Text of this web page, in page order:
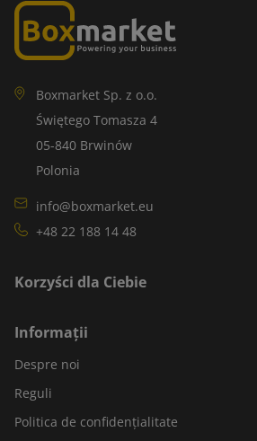
Boxmarket Sp. z o.o.
Świętego Tomasza 4
05-840 Brwinów
Polonia
info@boxmarket.eu
+48 22 188 14 48
Korzyści dla Ciebie
Informații
Despre noi
Reguli
Politica de confidențialitate